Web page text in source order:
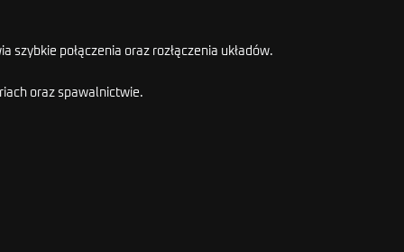
połączenia oraz rozłączenia układów.
oraz spawalnictwie.